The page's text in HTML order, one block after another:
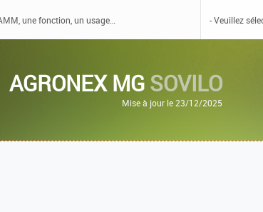
AGRONEX MGSOVILO
Mise à jour le 23/12/2025